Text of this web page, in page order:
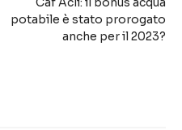
potabile è stato prorogato
anche per il 2023?